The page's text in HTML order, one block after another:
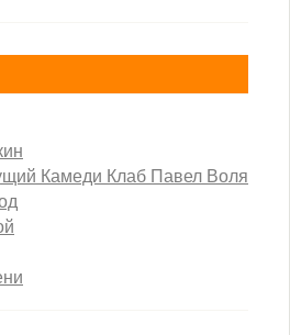
Камеди Клаб Павел Воля